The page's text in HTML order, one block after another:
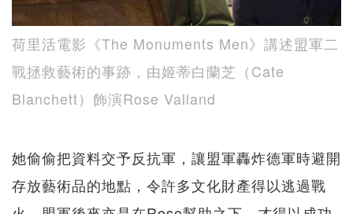
荷里活電影《The Monuments Men》講述盟軍二
戰拯救藝術的事跡，由姬蒂白蘭芝（Cate
Blanchett）飾演Rose Valland
她偷偷把資料交予反抗軍，讓盟軍轟炸德軍時避開
存放藝術品的地點，令許多文化財產得以逃過戰